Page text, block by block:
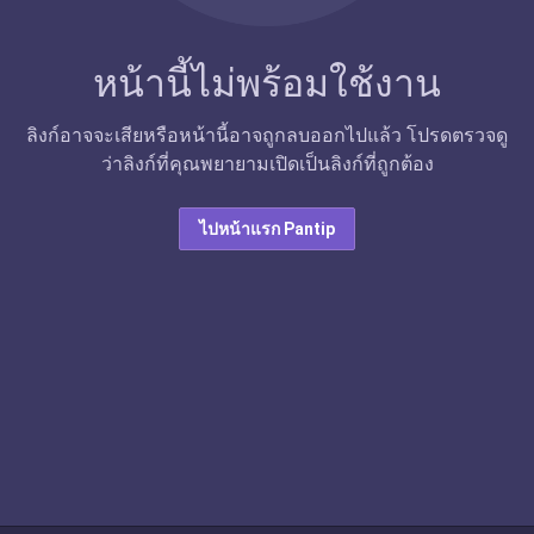
หน้านี้ไม่พร้อมใช้งาน
ลิงก์อาจจะเสียหรือหน้านี้อาจถูกลบออกไปแล้ว โปรดตรวจดู
ว่าลิงก์ที่คุณพยายามเปิดเป็นลิงก์ที่ถูกต้อง
ไปหน้าแรก Pantip